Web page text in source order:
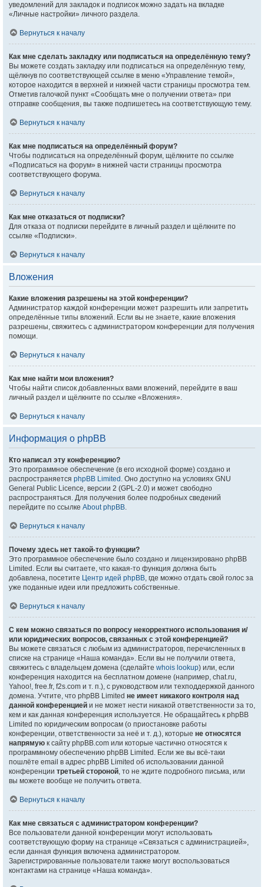
уведомлений для закладок и подписок можно задать на вкладке
«Личные настройки» личного раздела.
Вернуться к началу
Как мне сделать закладку или подписаться на определённую тему?
Вы можете создать закладку или подписаться на определённую тему,
щёлкнув по соответствующей ссылке в меню «Управление темой»,
которое находится в верхней и нижней части страницы просмотра тем.
Отметив галочкой пункт «Сообщать мне о получении ответа» при
отправке сообщения, вы также подпишетесь на соответствующую тему.
Вернуться к началу
Как мне подписаться на определённый форум?
Чтобы подписаться на определённый форум, щёлкните по ссылке
«Подписаться на форум» в нижней части страницы просмотра
соответствующего форума.
Вернуться к началу
Как мне отказаться от подписки?
Для отказа от подписки перейдите в личный раздел и щёлкните по
ссылке «Подписки».
Вернуться к началу
Вложения
Какие вложения разрешены на этой конференции?
Администратор каждой конференции может разрешить или запретить
определённые типы вложений. Если вы не знаете, какие вложения
разрешены, свяжитесь с администратором конференции для получения
помощи.
Вернуться к началу
Как мне найти мои вложения?
Чтобы найти список добавленных вами вложений, перейдите в ваш
личный раздел и щёлкните по ссылке «Вложения».
Вернуться к началу
Информация о phpBB
Кто написал эту конференцию?
Это программное обеспечение (в его исходной форме) создано и
распространяется phpBB Limited . Оно доступно на условиях GNU
General Public Licence, версии 2 (GPL-2.0) и может свободно
распространяться. Для получения более подробных сведений
перейдите по ссылке About phpBB.
Вернуться к началу
Почему здесь нет такой-то функции?
Это программное обеспечение было создано и лицензировано phpBB
Limited. Если вы считаете, что какая-то функция должна быть
добавлена, посетите Центр идей phpBB, где можно отдать свой голос за
уже поданные идеи или предложить собственные.
Вернуться к началу
С кем можно связаться по вопросу некорректного использования и/
или юридических вопросов, связанных с этой конференцией?
Вы можете связаться с любым из администраторов, перечисленных в
списке на странице «Наша команда». Если вы не получили ответа,
свяжитесь с владельцем домена (сделайте whois lookup) или, если
конференция находится на бесплатном домене (например, chat.ru,
Yahoo!, free.fr, f2s.com и т. п.), с руководством или техподдержкой данного
домена. Учтите, что phpBB Limited не имеет никакого контроля над
данной конференцией и не может нести никакой ответственности за то,
кем и как данная конференция используется. Не обращайтесь к phpBB
Limited по юридическим вопросам (о приостановке работы
конференции, ответственности за неё и т. д.), которые не относятся
напрямую к сайту phpBB.com или которые частично относятся к
программному обеспечению phpBB Limited. Если же вы всё-таки
пошлёте email в адрес phpBB Limited об использовании данной
конференции третьей стороной, то не ждите подробного письма, или
вы можете вообще не получить ответа.
Вернуться к началу
Как мне связаться с администратором конференции?
Все пользователи данной конференции могут использовать
соответствующую форму на странице «Связаться с администрацией»,
если данная функция включена администратором.
Зарегистрированные пользователи также могут воспользоваться
контактами на странице «Наша команда».